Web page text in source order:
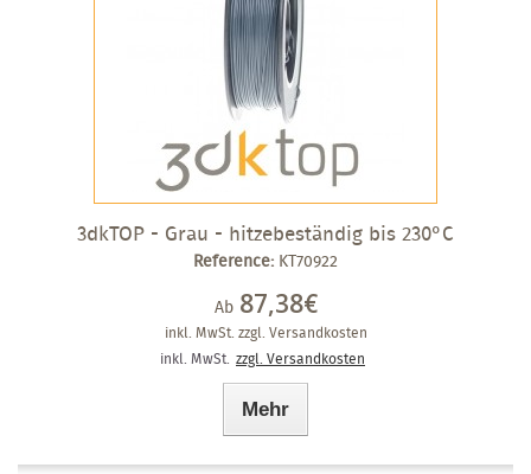
3dkTOP - Grau - hitzebeständig bis 230°C
Reference: KT70922
Ab 87,38€
inkl. MwSt. zzgl. Versandkosten
inkl. MwSt. zzgl. Versandkosten
Mehr